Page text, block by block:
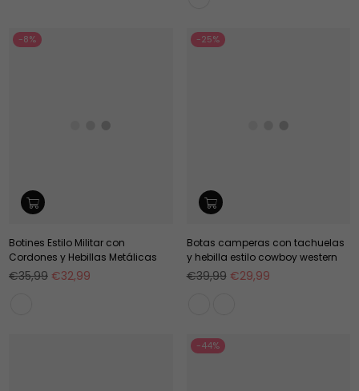
-8%
Botines Estilo Militar con
Cordones y Hebillas Metálicas
Precio
€35,99 €32,99
-25%
Botas camperas con tachuelas
y hebilla estilo cowboy western
Precio
€39,99 €29,99
-44%